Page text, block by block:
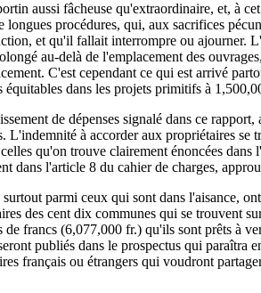
aussi fâcheuse qu'extraordinaire, et, à
procédures, qui, aux sacrifices
et qu'il fallait interrompre ou ajourner.
au-delà de l'emplacement des
C'est cependant ce qui est arrivé
dans les projets primitifs à
de dépenses signalé dans ce
à accorder aux propriétaires se
qu'on trouve clairement énoncées
l'article 8 du cahier de charges,
parmi ceux qui sont dans l'aisance,
des cent dix communes qui se trouvent
francs (6,077,000 fr.) qu'ils sont prêts à
publiés dans le prospectus qui
français ou étrangers qui voudront